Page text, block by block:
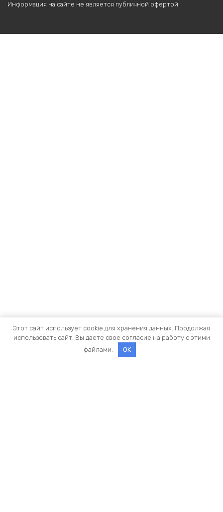
Информация на сайте не является публичной офертой.
Этот сайт использует cookie для хранения данных. Продолжая
использовать сайт, Вы даете свое согласие на работу с этими
файлами.
OK